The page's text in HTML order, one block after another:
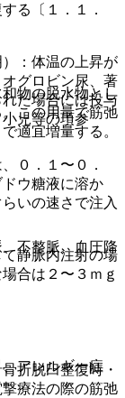
る〔１．１．
：体温の上昇が
グロビン尿、著
た場合には投与
児等の項参
不整脈、血圧降
アレルギー症
物の脱水物とし
この用量で筋弛
適宜増量する。
０．１〜０．
ウ糖液に溶か
いの速さで注入
静脈内注射の場
合は２〜３ｍｇ
折脱臼整復時・
療法の際の筋弛